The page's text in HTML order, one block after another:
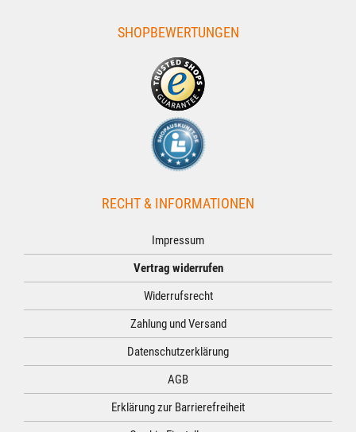
SHOPBEWERTUNGEN
RECHT & INFORMATIONEN
Impressum
Vertrag widerrufen
Widerrufsrecht
Zahlung und Versand
Datenschutzerklärung
AGB
Erklärung zur Barrierefreiheit